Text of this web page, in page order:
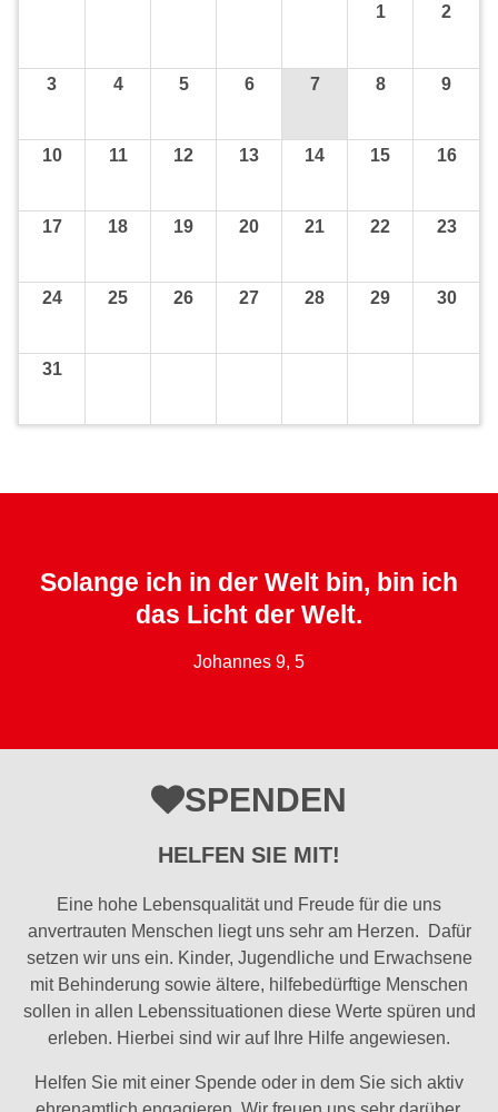
1
2
3 4 5 6 7 8 9
10 11 12 13 14 15 16
17 18 19 20 21 22 23
24 25 26 27 28 29 30
31
Solange ich in der Welt bin, bin ich
das Licht der Welt.
Johannes 9, 5
SPENDEN
HELFEN SIE MIT!
Eine hohe Lebensqualität und Freude für die uns
anvertrauten Menschen liegt uns sehr am Herzen. Dafür
setzen wir uns ein. Kinder, Jugendliche und Erwachsene
mit Behinderung sowie ältere, hilfebedürftige Menschen
sollen in allen Lebenssituationen diese Werte spüren und
erleben. Hierbei sind wir auf Ihre Hilfe angewiesen.
Helfen Sie mit einer Spende oder in dem Sie sich aktiv